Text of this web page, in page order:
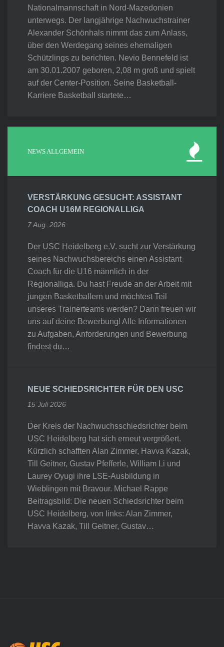
Nationalmannschaft in Nord-Mazedonien
unterwegs. Der langjährige Nachwuchstrainer
Alexander Schönhals nimmt das zum Anlass,
über den Werdegang seines ehemaligen
Schützlings zu berichten. Nevio Bennefeld ist
am 30.01.2007 geboren, 2,08 m groß und spielt
auf der Center-Position. Seine Basketball-
Karriere Basketball startete…
NEWS ALLGEMEIN
VERSTÄRKUNG GESUCHT: ASSISTANT
COACH U16M REGIONALLIGA
7 Aug. 2026
Der USC Heidelberg e.V. sucht zur Verstärkung
seines Nachwuchsbereichs einen Assistant
Coach für die U16 männlich in der
Regionalliga. Du hast Freude an der Arbeit mit
jungen Basketballern und möchtest Teil
unseres Trainerteams werden? Dann freuen wir
uns auf deine Bewerbung! Alle Informationen
zu Aufgaben, Anforderungen und Bewerbung
findest du…
NEUE SCHIEDSRICHTER FÜR DEN USC
15 Juli 2026
Der Kreis der Nachwuchsschiedsrichter beim
USC Heidelberg hat sich erneut vergrößert.
Kürzlich schafften Alan Zimmer, Havva Kazak,
Till Geitner, Gustav Pfefferle, William Li und
Laurey Oyugi ihre LSE-Ausbildung in
Wieblingen mit Bravour. Michael Rappe
Beitragsbild: Die neuen Schiedsrichter beim
USC Heidelberg, von links: Alan Zimmer,
Havva Kazak, Till Geitner, Gustav…